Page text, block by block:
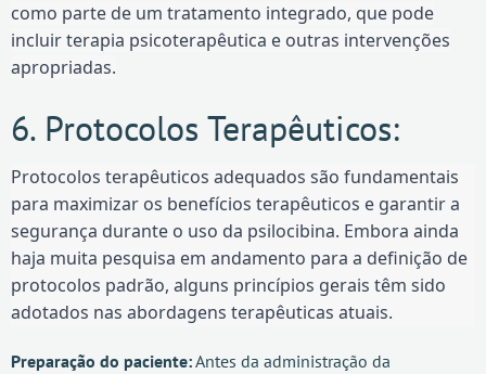
como parte de um tratamento integrado, que pode
incluir terapia psicoterapêutica e outras intervenções
apropriadas.
6. Protocolos Terapêuticos:
Protocolos terapêuticos adequados são fundamentais
para maximizar os benefícios terapêuticos e garantir a
segurança durante o uso da psilocibina. Embora ainda
haja muita pesquisa em andamento para a definição de
protocolos padrão, alguns princípios gerais têm sido
adotados nas abordagens terapêuticas atuais.
Preparação do paciente:Antes da administração da